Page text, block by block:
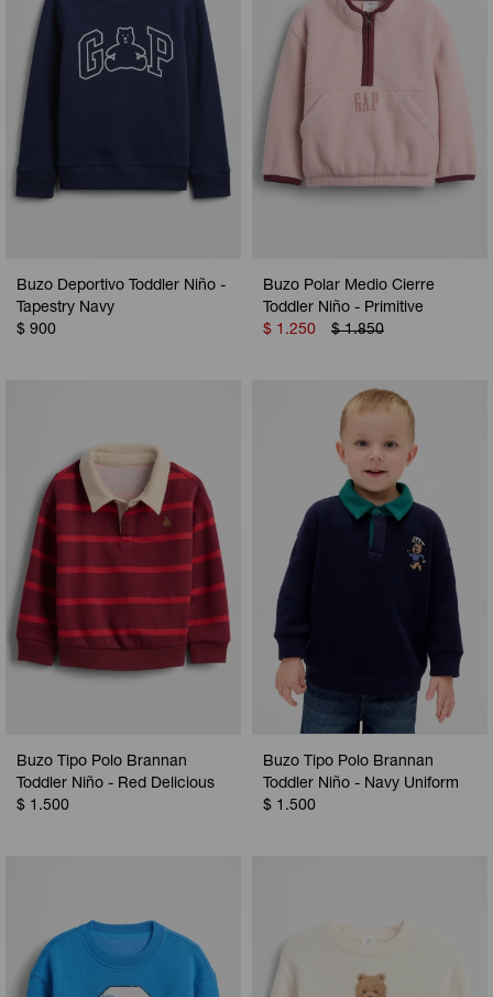
Buzo Deportivo Toddler Niño -
Tapestry Navy
$ 900
Buzo Polar Medio Cierre
Toddler Niño - Primitive
$ 1.250 $ 1.850
Buzo Tipo Polo Brannan
Toddler Niño - Red Delicious
$ 1.500
Buzo Tipo Polo Brannan
Toddler Niño - Navy Uniform
$ 1.500